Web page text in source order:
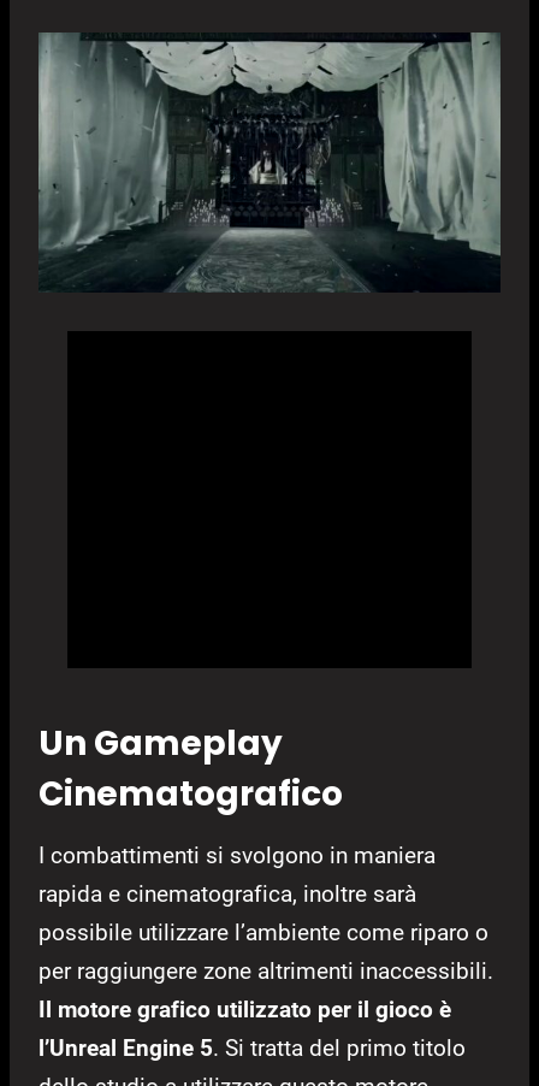
Un Gameplay
Cinematografico
I combattimenti si svolgono in maniera
rapida e cinematografica, inoltre sarà
possibile utilizzare l’ambiente come riparo o
per raggiungere zone altrimenti inaccessibili.
Il motore grafico utilizzato per il gioco è
l’Unreal Engine 5. Si tratta del primo titolo